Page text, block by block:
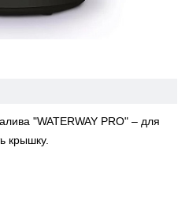
"WATERWAY PRO" – для
крышку.